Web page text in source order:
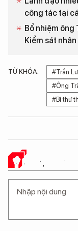
công tác tại
Bổ nhiệm ông
Kiểm sát
TỪ KHÓA: #Trần
#Ông
#Bí thư
Ý KIẾN CỦA